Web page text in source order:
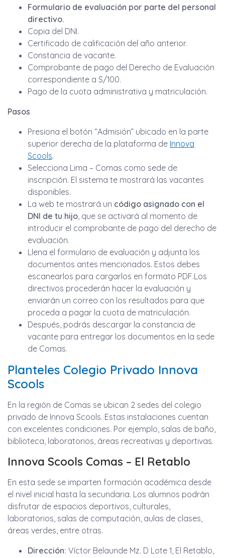
Formulario de evaluación por parte del personal
directivo.
Copia del DNI.
Certificado de calificación del año anterior.
Constancia de vacante.
Comprobante de pago del Derecho de Evaluación
correspondiente a S/100.
Pago de la cuota administrativa y matriculación.
Pasos
Presiona el botón “Admisión” ubicado en la parte
superior derecha de la plataforma de Innova
Scools.
Selecciona Lima – Comas como sede de
inscripción. El sistema te mostrará las vacantes
disponibles.
La web te mostrará un código asignado con el
DNI de tu hijo, que se activará al momento de
introducir el comprobante de pago del derecho de
evaluación.
Llena el formulario de evaluación y adjunta los
documentos antes mencionados. Estos debes
escanearlos para cargarlos en formato PDF.Los
directivos procederán hacer la evaluación y
enviarán un correo con los resultados para que
proceda a pagar la cuota de matriculación.
Después, podrás descargar la constancia de
vacante para entregar los documentos en la sede
de Comas.
Planteles Colegio Privado Innova
Scools
En la región de Comas se ubican 2 sedes del colegio
privado de Innova Scools. Estas instalaciones cuentan
con excelentes condiciones. Por ejemplo, salas de baño,
biblioteca, laboratorios, áreas recreativas y deportivas.
Innova Scools Comas – El Retablo
En esta sede se imparten formación académica desde
el nivel inicial hasta la secundaria. Los alumnos podrán
disfrutar de espacios deportivos, culturales,
laboratorios, salas de computación, aulas de clases,
áreas verdes, entre otras.
Dirección: Víctor Belaunde Mz. D Lote 1, El Retablo,